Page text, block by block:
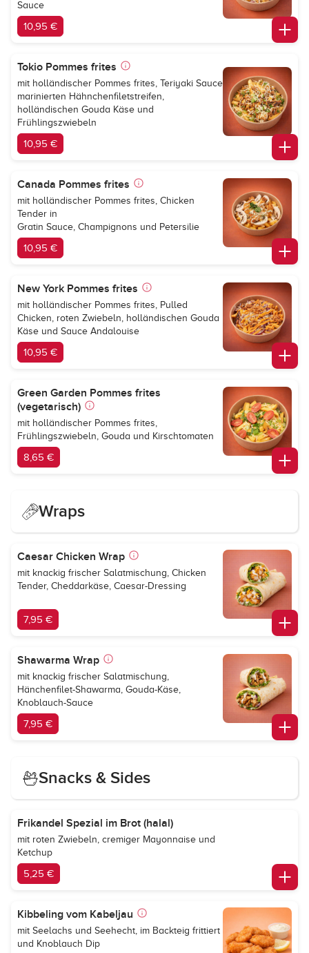
Sauce
10,95 €
Tokio Pommes frites
mit holländischer Pommes frites, Teriyaki Sauce
marinierten Hähnchenfiletstreifen,
holländischen Gouda Käse und
Frühlingszwiebeln
10,95 €
Canada Pommes frites
mit holländischer Pommes frites, Chicken
Tender in
Gratin Sauce, Champignons und Petersilie
10,95 €
New York Pommes frites
mit holländischer Pommes frites, Pulled
Chicken, roten Zwiebeln, holländischen Gouda
Käse und Sauce Andalouise
10,95 €
Green Garden Pommes frites
(vegetarisch)
mit holländischer Pommes frites,
Frühlingszwiebeln, Gouda und Kirschtomaten
8,65 €
Wraps
Caesar Chicken Wrap
mit knackig frischer Salatmischung, Chicken
Tender, Cheddarkäse, Caesar-Dressing
7,95 €
Shawarma Wrap
mit knackig frischer Salatmischung,
Hänchenfilet-Shawarma, Gouda-Käse,
Knoblauch-Sauce
7,95 €
Snacks & Sides
Frikandel Spezial im Brot (halal)
mit roten Zwiebeln, cremiger Mayonnaise und
Ketchup
5,25 €
Kibbeling vom Kabeljau
mit Seelachs und Seehecht, im Backteig frittiert
und Knoblauch Dip